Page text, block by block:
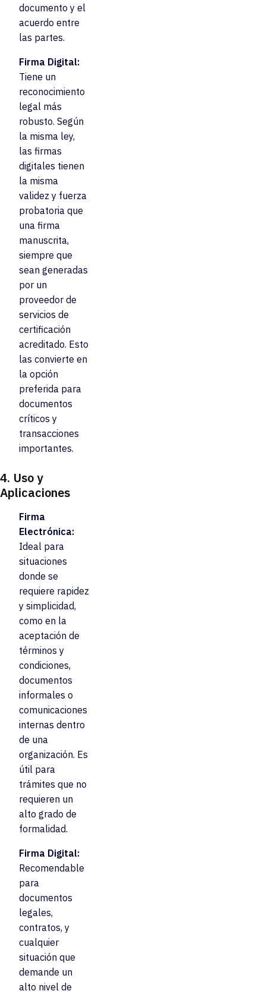
documento y el
acuerdo entre
las partes.
Firma Digital:
Tiene un
reconocimiento
legal más
robusto. Según
la misma ley,
las firmas
digitales tienen
la misma
validez y fuerza
probatoria que
una firma
manuscrita,
siempre que
sean generadas
por un
proveedor de
servicios de
certificación
acreditado. Esto
las convierte en
la opción
preferida para
documentos
críticos y
transacciones
importantes.
4. Uso y
Aplicaciones
Firma
Electrónica:
Ideal para
situaciones
donde se
requiere rapidez
y simplicidad,
como en la
aceptación de
términos y
condiciones,
documentos
informales o
comunicaciones
internas dentro
de una
organización. Es
útil para
trámites que no
requieren un
alto grado de
formalidad.
Firma Digital:
Recomendable
para
documentos
legales,
contratos, y
cualquier
situación que
demande un
alto nivel de